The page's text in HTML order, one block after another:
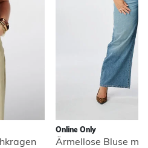
Online Only
Ärmellose Bluse